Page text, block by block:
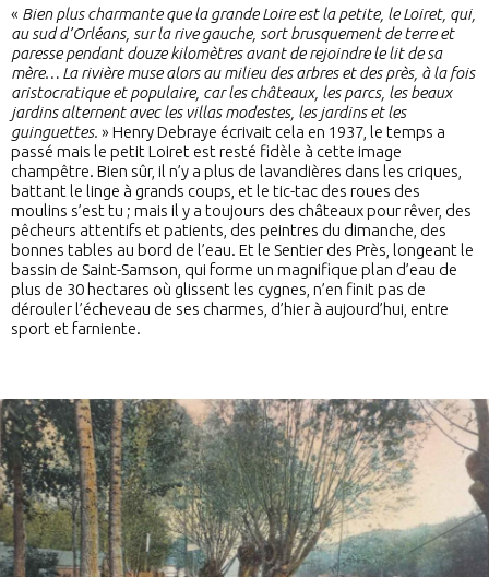
« Bien plus charmante que la grande Loire est la petite, le Loiret, qui,
au sud d’Orléans, sur la rive gauche, sort brusquement de terre et
paresse pendant douze kilomètres avant de rejoindre le lit de sa
mère… La rivière muse alors au milieu des arbres et des près, à la fois
aristocratique et populaire, car les châteaux, les parcs, les beaux
jardins alternent avec les villas modestes, les jardins et les
guinguettes. » Henry Debraye écrivait cela en 1937, le temps a
passé mais le petit Loiret est resté fidèle à cette image
champêtre. Bien sûr, il n’y a plus de lavandières dans les criques,
battant le linge à grands coups, et le tic-tac des roues des
moulins s’est tu ; mais il y a toujours des châteaux pour rêver, des
pêcheurs attentifs et patients, des peintres du dimanche, des
bonnes tables au bord de l’eau. Et le Sentier des Près, longeant le
bassin de Saint-Samson, qui forme un magnifique plan d’eau de
plus de 30 hectares où glissent les cygnes, n’en finit pas de
dérouler l’écheveau de ses charmes, d’hier à aujourd’hui, entre
sport et farniente.